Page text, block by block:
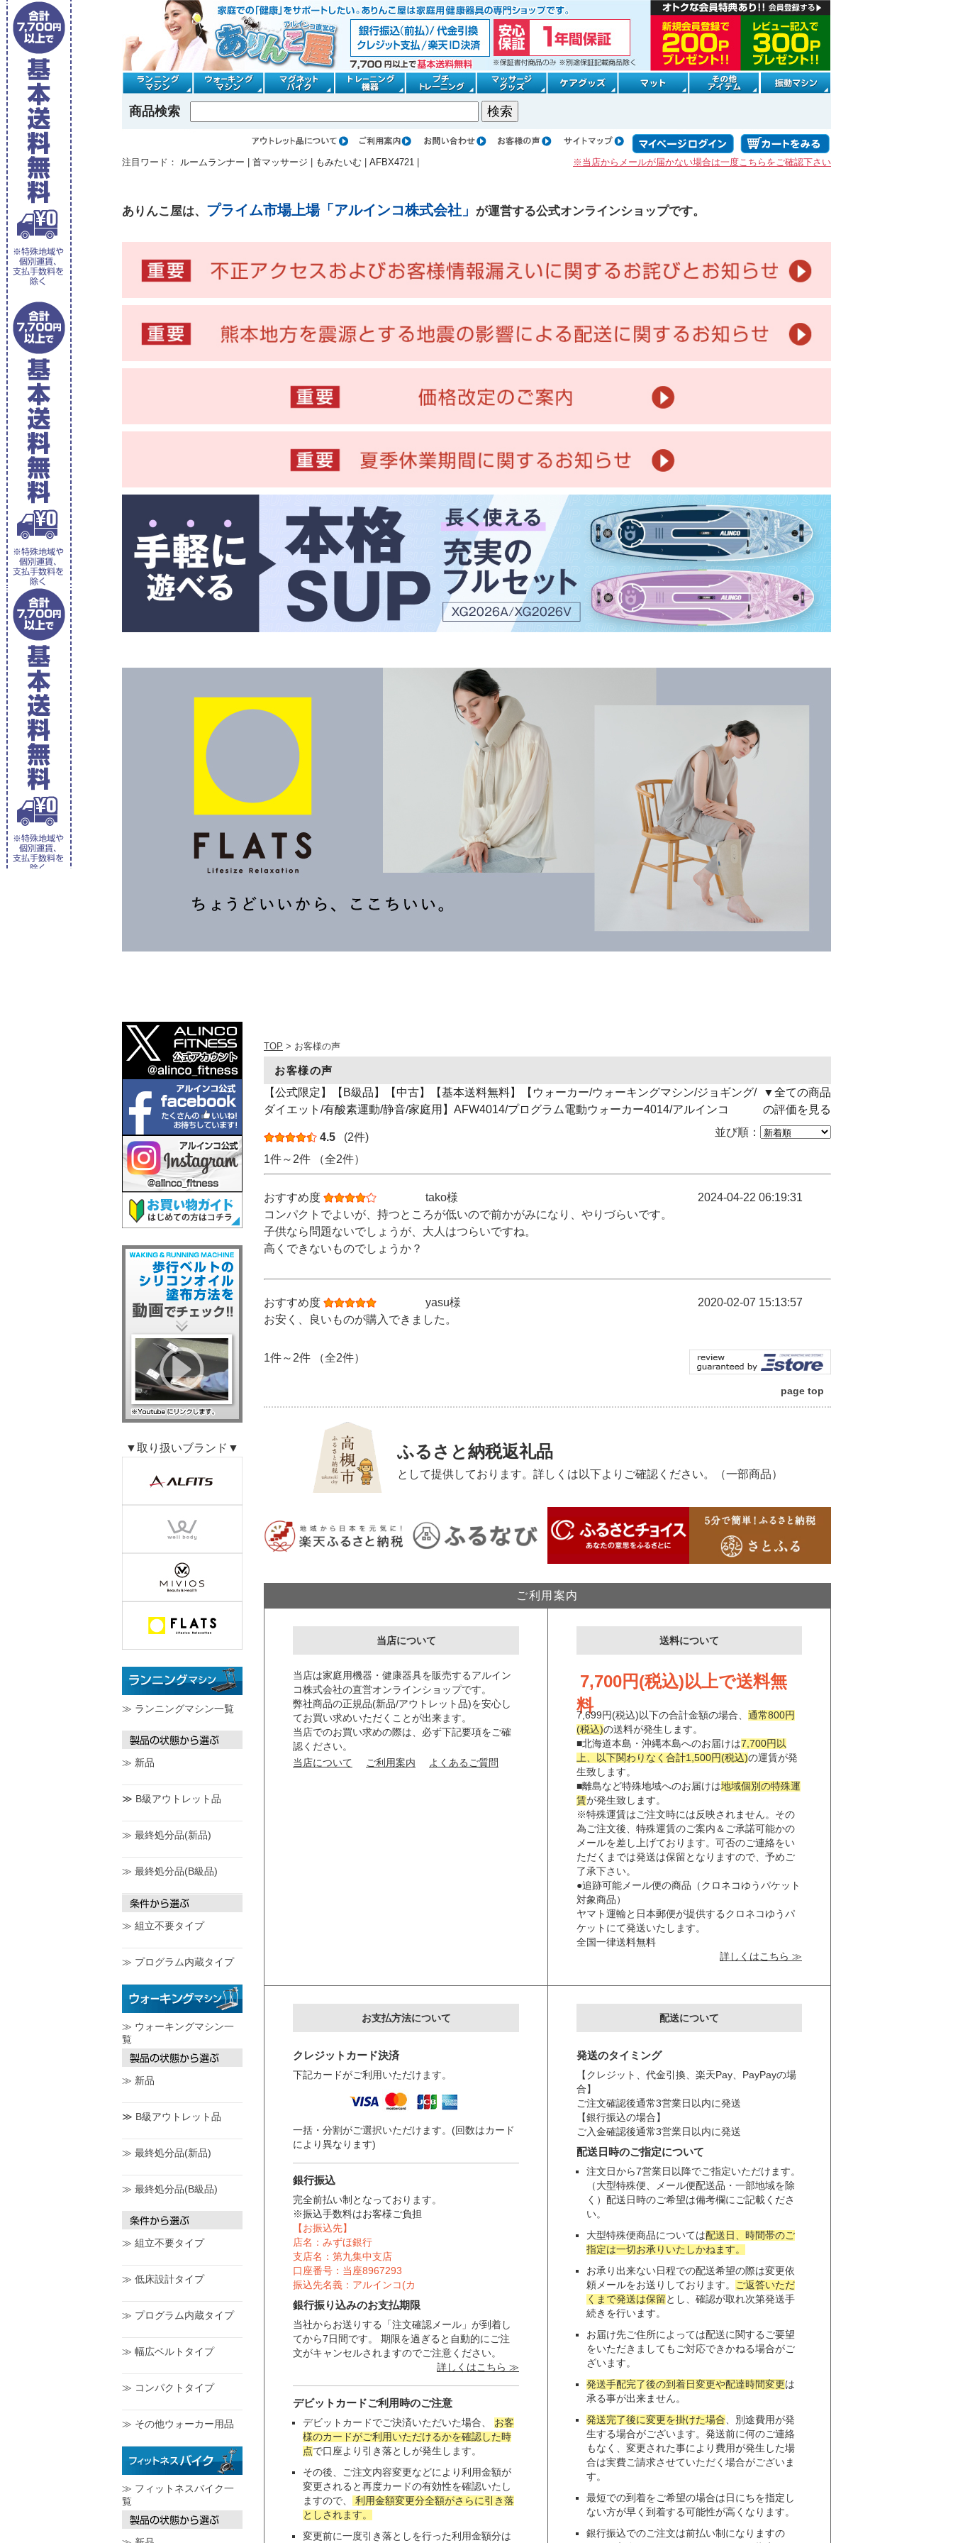
商品検索
注目ワード： ルームランナー 首マッサージ もみたいむ AFBX4721 ※当店からメールが届かない場合は一度こちらをご確認下さい
ありんこ屋は、 プライム市場上場「アルインコ株式会社」 が運営する公式オンラインショップです。
▼取り扱いブランド▼
≫ ランニングマシン一覧
≫ 新品
≫ B級アウトレット品
≫ 最終処分品(新品)
≫ 最終処分品(B級品)
≫ 組立不要タイプ
≫ プログラム内蔵タイプ
≫ ウォーキングマシン一
覧
≫ 新品
≫ B級アウトレット品
≫ 最終処分品(新品)
≫ 最終処分品(B級品)
≫ 組立不要タイプ
≫ 低床設計タイプ
≫ プログラム内蔵タイプ
≫ 幅広ベルトタイプ
≫ コンパクトタイプ
≫ その他ウォーカー用品
≫ フィットネスバイク一
覧
TOP > お客様の声
お客様の声
【公式限定】【B級品】【中古】【基本送料無料】【ウォーカー/ウォーキングマシン/ジョギング/
ダイエット/有酸素運動/静音/家庭用】AFW4014/プログラム電動ウォーカー4014/アルインコ
▼全ての商品
の評価を見る
4.5 (2件) 並び順：
1件～2件 （全2件）
おすすめ度 tako様
2024-04-22 06:19:31
コンパクトでよいが、持つところが低いので前かがみになり、やりづらいです。
子供なら問題ないでしょうが、大人はつらいですね。
高くできないものでしょうか？
おすすめ度 yasu様
2020-02-07 15:13:57
お安く、良いものが購入できました。
1件～2件 （全2件）
page top
ふるさと納税返礼品
として提供しております。詳しくは以下よりご確認ください。（一部商品）
ご利用案内
当店について
当店は家庭用機器・健康器具を販売するアルイン
コ株式会社の直営オンラインショップです。
弊社商品の正規品(新品/アウトレット品)を安心し
てお買い求めいただくことが出来ます。
当店でのお買い求めの際は、必ず下記要項をご確
認ください。
当店について
ご利用案内 よくあるご質問
送料について
7,700円(税込)以上で送料無
料
7,699円(税込)以下の合計金額の場合、 通常800円
(税込)の送料が発生します。
■北海道本島・沖縄本島へのお届けは7,700円以
上、以下関わりなく合計1,500円(税込)の運賃が発
生致します。
■離島など特殊地域へのお届けは地域個別の特殊運
賃が発生致します。
※特殊運賃はご注文時には反映されません。その
為ご注文後、特殊運賃のご案内＆ご承諾可能かの
メールを差し上げております。可否のご連絡をい
ただくまでは発送は保留となりますので、予めご
了承下さい。
●追跡可能メール便の商品（クロネコゆうパケット
対象商品）
ヤマト運輸と日本郵便が提供するクロネコゆうパ
ケットにて発送いたします。
全国一律送料無料
詳しくはこちら ≫
お支払方法について
クレジットカード決済
下記カードがご利用いただけます。
一括・分割がご選択いただけます。(回数はカード
により異なります)
銀行振込
完全前払い制となっております。
※振込手数料はお客様ご負担
【お振込先】
店名：みずほ銀行
支店名：第九集中支店
口座番号：当座8967293
振込先名義：アルインコ(カ
銀行振り込みのお支払期限
当社からお送りする「注文確認メール」が到着し
てから7日間です。 期限を過ぎると自動的にご注
文がキャンセルされますのでご注意ください。
詳しくはこちら ≫
デビットカードご利用時のご注意
デビットカードでご決済いただいた場合、 お客
様のカードがご利用いただけるかを確認した時
点で口座より引き落としが発生します。
その後、ご注文内容変更などにより利用金額が
変更されると再度カードの有効性を確認いたし
ますので、
利用金額変更分全額がさらに引き落
としされます。
変更前に一度引き落としを行った利用金額分は
配送について
発送のタイミング
【クレジット、代金引換、楽天Pay、PayPayの場
合】
ご注文確認後通常3営業日以内に発送
【銀行振込の場合】
ご入金確認後通常3営業日以内に発送
配送日時のご指定について
注文日から7営業日以降でご指定いただけます。
（大型特殊便、メール便配送品・一部地域を除
く）配送日時のご希望は備考欄にご記載くださ
い。
大型特殊便商品については配送日、時間帯のご
指定は一切お承りいたしかねます。
お承り出来ない日程での配送希望の際は変更依
頼メールをお送りしております。 ご返答いただ
くまで発送は保留 とし、確認が取れ次第発送手
続きを行います。
お届け先ご住所によっては配送に関するご要望
をいただきましてもご対応できかねる場合がご
ざいます。
発送手配完了後の到着日変更や配達時間変更は
承る事が出来ません。
発送完了後に変更を掛けた場合、別途費用が発
生する場合がございます。発送前に何のご連絡
もなく、変更された事により費用が発生した場
合は実費ご請求させていただく場合がございま
す。
最短での到着をご希望の場合は日にちを指定し
ない方が早く到着する可能性が高くなります。
銀行振込でのご注文は前払い制になりますの